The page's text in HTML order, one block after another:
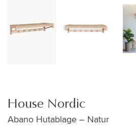
House Nordic
Abano Hutablage – Natur